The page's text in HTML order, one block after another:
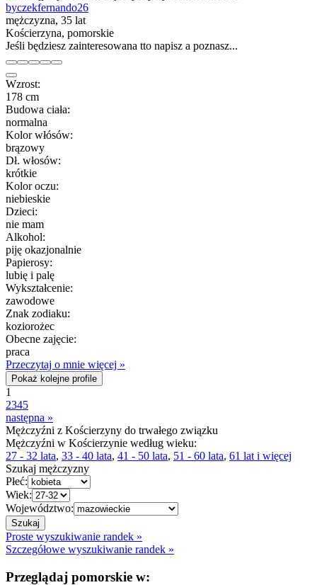
byczekfernando26
mężczyzna, 35 lat
Kościerzyna, pomorskie
Jeśli będziesz zainteresowana tto napisz a poznasz...
Wzrost:
178 cm
Budowa ciała:
normalna
Kolor włósów:
brązowy
Dł. włosów:
krótkie
Kolor oczu:
niebieskie
Dzieci:
nie mam
Alkohol:
piję okazjonalnie
Papierosy:
lubię i palę
Wykształcenie:
zawodowe
Znak zodiaku:
koziorożec
Obecne zajęcie:
praca
Przeczytaj o mnie więcej »
Pokaż kolejne profile
1
2345
następna »
Mężczyźni z Kościerzyny do trwałego związku
Mężczyźni w Kościerzynie według wieku:
27 - 32 lata, 33 - 40 lata, 41 - 50 lata, 51 - 60 lata, 61 lat i więcej
Szukaj mężczyzny
Płeć:
Wiek:
Województwo:
Proste wyszukiwanie randek »
Szczegółowe wyszukiwanie randek »
Przeglądaj pomorskie w: